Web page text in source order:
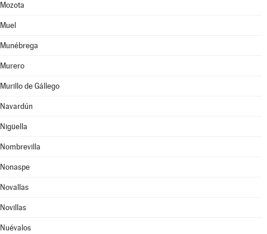
Mozota
Muel
Munébrega
Murero
Murillo de Gállego
Navardún
Nigüella
Nombrevilla
Nonaspe
Novallas
Novillas
Nuévalos